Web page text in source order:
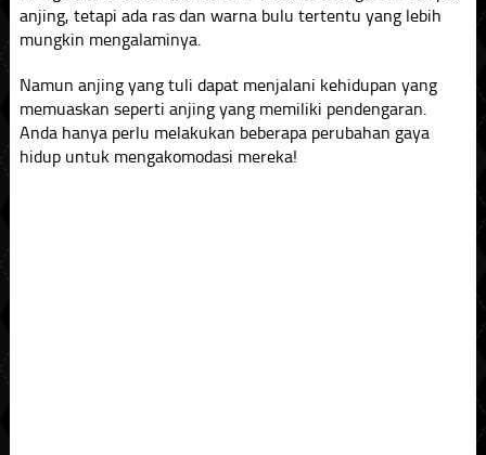
anjing, tetapi ada ras dan warna bulu tertentu yang lebih
mungkin mengalaminya.
Namun anjing yang tuli dapat menjalani kehidupan yang
memuaskan seperti anjing yang memiliki pendengaran.
Anda hanya perlu melakukan beberapa perubahan gaya
hidup untuk mengakomodasi mereka!